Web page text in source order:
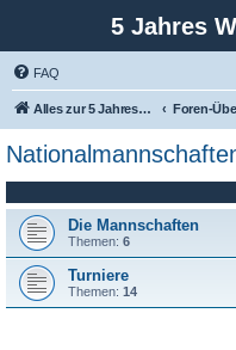
5 Jahres
FAQ
Alles zur 5 Jahreswertung / Tabelle der UEFA mit vielen Statistiken. Foren-
Die Mannschaften
Themen: 6
Turniere
Themen: 14